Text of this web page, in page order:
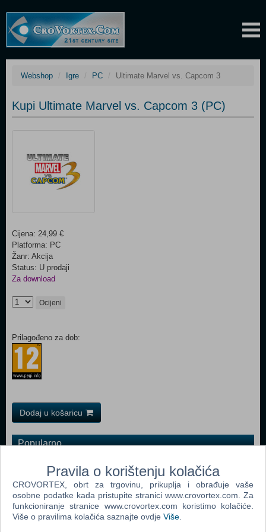
Webshop Igre PC Ultimate Marvel vs. Capcom 3
Kupi Ultimate Marvel vs. Capcom 3 (PC)
Cijena: 24,99 €
Platforma: PC
Žanr: Akcija
Status: U prodaji
Za download
Ocijeni
Prilagođeno za dob:
Dodaj u košaricu
Popularno
Grand Theft Auto San Andreas (PC)
Grand Theft Auto Vice City (PC)
Grand Theft Auto IV (PC)
Call Of Duty 4 Modern Warfare (PC)
Pravila o korištenju kolačića
CROVORTEX, obrt za trgovinu, prikuplja i obrađuje vaše
osobne podatke kada pristupite stranici www.crovortex.com. Za
funkcioniranje stranice www.crovortex.com koristimo kolačiće.
Više o pravilima kolačića saznajte ovdje Više